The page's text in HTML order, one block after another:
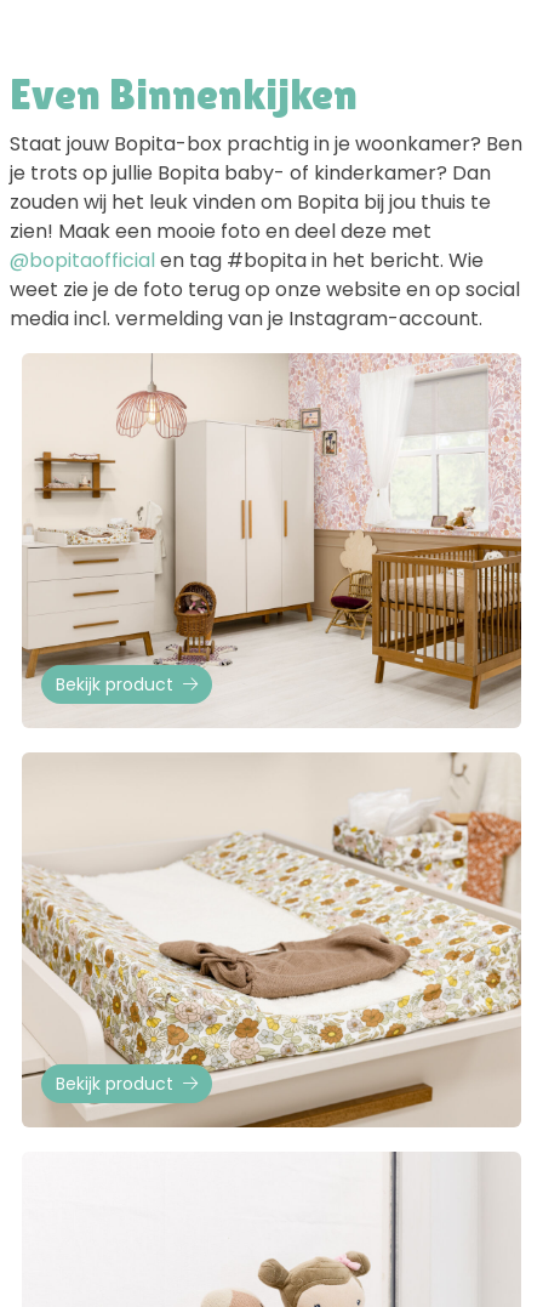
Even Binnenkijken
Staat jouw Bopita-box prachtig in je woonkamer? Ben
je trots op jullie Bopita baby- of kinderkamer? Dan
zouden wij het leuk vinden om Bopita bij jou thuis te
zien! Maak een mooie foto en deel deze met
@bopitaofficial en tag #bopita in het bericht. Wie
weet zie je de foto terug op onze website en op social
media incl. vermelding van je Instagram-account.
Bekijk product
Bekijk product